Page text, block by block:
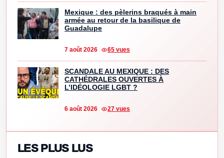
Mexique : des pèlerins braqués à main
armée au retour de la basilique de
Guadalupe
7 août 2026 65 vues
SCANDALE AU MEXIQUE : DES
CATHÉDRALES OUVERTES À
L’IDÉOLOGIE LGBT ?
6 août 2026 27 vues
LES PLUS LUS